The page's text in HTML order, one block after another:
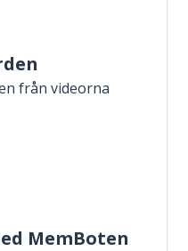
från videorna
MemBoten